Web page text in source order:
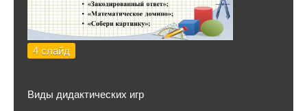
4 слайд
Виды дидактических игр